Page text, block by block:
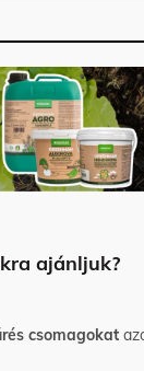
ajánljuk?
csomagokat